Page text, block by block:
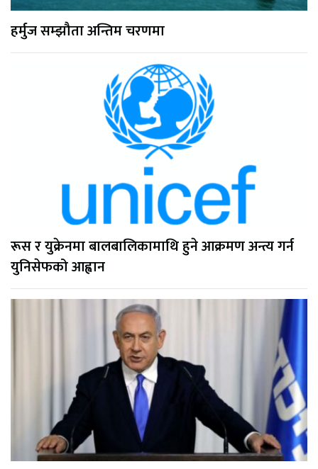
हर्मुज सम्झौता अन्तिम चरणमा
रूस र युक्रेनमा बालबालिकामाथि हुने आक्रमण अन्त्य गर्न
युनिसेफको आह्वान